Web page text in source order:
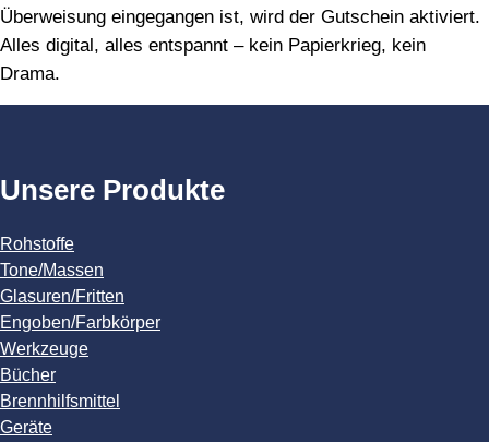
Überweisung eingegangen ist, wird der Gutschein aktiviert.
Alles digital, alles entspannt – kein Papierkrieg, kein
Drama.
Unsere Produkte
Rohstoffe
Tone/Massen
Glasuren/Fritten
Engoben/Farbkörper
Werkzeuge
Bücher
Brennhilfsmittel
Geräte